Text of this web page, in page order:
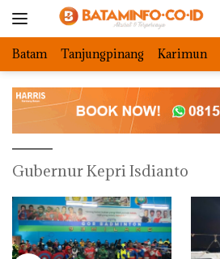
Batam Tanjungpinang Karimun
Gubernur Kepri Isdianto